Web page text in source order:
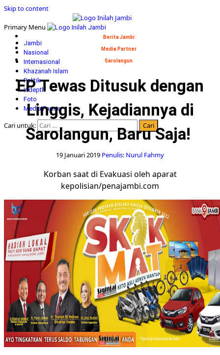
Skip to content
Primary Menu
Jambi
Nasional
Internasional
Khazanah Islam
Politik
Indepth
Foto
Media Partner
Cari untuk:
Berita Jambi
Media Partner
Sarolangun
EP Tewas Ditusuk dengan
Linggis, Kejadiannya di
Sarolangun, Baru Saja!
19 Januari 2019 Penulis: Nurul Fahmy
Korban saat di Evakuasi oleh aparat
kepolisian/penajambi.com